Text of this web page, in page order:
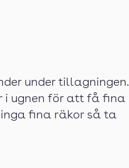
under tillagningen.
i ugnen för att få fina
fina räkor så ta